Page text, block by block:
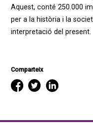
Aquest, conté 250.000
per a la història i la
interpretació del present.
Comparteix